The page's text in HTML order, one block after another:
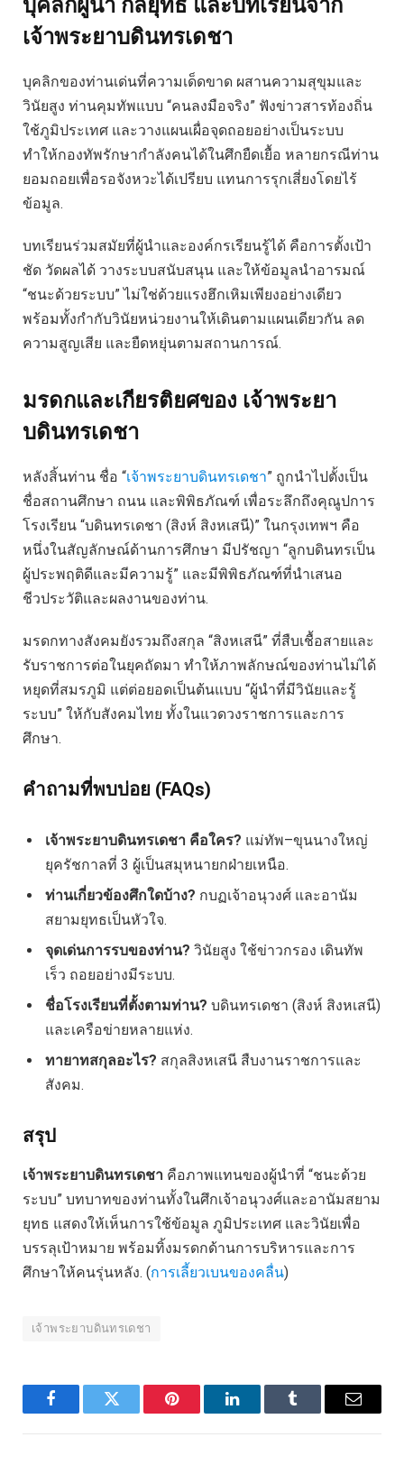
บุคลิกผู้นำ กลยุทธ์ และบทเรียนจาก
เจ้าพระยาบดินทรเดชา
บุคลิกของท่านเด่นที่ความเด็ดขาด ผสานความสุขุมและ
วินัยสูง ท่านคุมทัพแบบ “คนลงมือจริง” ฟังข่าวสารท้องถิ่น
ใช้ภูมิประเทศ และวางแผนเผื่อจุดถอยอย่างเป็นระบบ
ทำให้กองทัพรักษากำลังคนได้ในศึกยืดเยื้อ หลายกรณีท่าน
ยอมถอยเพื่อรอจังหวะได้เปรียบ แทนการรุกเสี่ยงโดยไร้
ข้อมูล.
บทเรียนร่วมสมัยที่ผู้นำและองค์กรเรียนรู้ได้ คือการตั้งเป้า
ชัด วัดผลได้ วางระบบสนับสนุน และให้ข้อมูลนำอารมณ์
“ชนะด้วยระบบ” ไม่ใช่ด้วยแรงฮึกเหิมเพียงอย่างเดียว
พร้อมทั้งกำกับวินัยหน่วยงานให้เดินตามแผนเดียวกัน ลด
ความสูญเสีย และยืดหยุ่นตามสถานการณ์.
มรดกและเกียรติยศของ เจ้าพระยา
บดินทรเดชา
หลังสิ้นท่าน ชื่อ “เจ้าพระยาบดินทรเดชา” ถูกนำไปตั้งเป็น
ชื่อสถานศึกษา ถนน และพิพิธภัณฑ์ เพื่อระลึกถึงคุณูปการ
โรงเรียน “บดินทรเดชา (สิงห์ สิงหเสนี)” ในกรุงเทพฯ คือ
หนึ่งในสัญลักษณ์ด้านการศึกษา มีปรัชญา “ลูกบดินทรเป็น
ผู้ประพฤติดีและมีความรู้” และมีพิพิธภัณฑ์ที่นำเสนอ
ชีวประวัติและผลงานของท่าน.
มรดกทางสังคมยังรวมถึงสกุล “สิงหเสนี” ที่สืบเชื้อสายและ
รับราชการต่อในยุคถัดมา ทำให้ภาพลักษณ์ของท่านไม่ได้
หยุดที่สมรภูมิ แต่ต่อยอดเป็นต้นแบบ “ผู้นำที่มีวินัยและรู้
ระบบ” ให้กับสังคมไทย ทั้งในแวดวงราชการและการ
ศึกษา.
คำถามที่พบบ่อย (FAQs)
เจ้าพระยาบดินทรเดชา คือใคร? แม่ทัพ–ขุนนางใหญ่
ยุครัชกาลที่ 3 ผู้เป็นสมุหนายกฝ่ายเหนือ.
ท่านเกี่ยวข้องศึกใดบ้าง? กบฏเจ้าอนุวงศ์ และอานัม
สยามยุทธเป็นหัวใจ.
จุดเด่นการรบของท่าน? วินัยสูง ใช้ข่าวกรอง เดินทัพ
เร็ว ถอยอย่างมีระบบ.
ชื่อโรงเรียนที่ตั้งตามท่าน? บดินทรเดชา (สิงห์ สิงหเสนี)
และเครือข่ายหลายแห่ง.
ทายาทสกุลอะไร? สกุลสิงหเสนี สืบงานราชการและ
สังคม.
สรุป
เจ้าพระยาบดินทรเดชา คือภาพแทนของผู้นำที่ “ชนะด้วย
ระบบ” บทบาทของท่านทั้งในศึกเจ้าอนุวงศ์และอานัมสยาม
ยุทธ แสดงให้เห็นการใช้ข้อมูล ภูมิประเทศ และวินัยเพื่อ
บรรลุเป้าหมาย พร้อมทิ้งมรดกด้านการบริหารและการ
ศึกษาให้คนรุ่นหลัง. (การเลี้ยวเบนของคลื่น)
เจ้าพระยาบดินทรเดชา
FacebookTwitter Pinterest LinkedInTumblr Email